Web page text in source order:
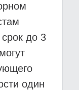
до 3
один